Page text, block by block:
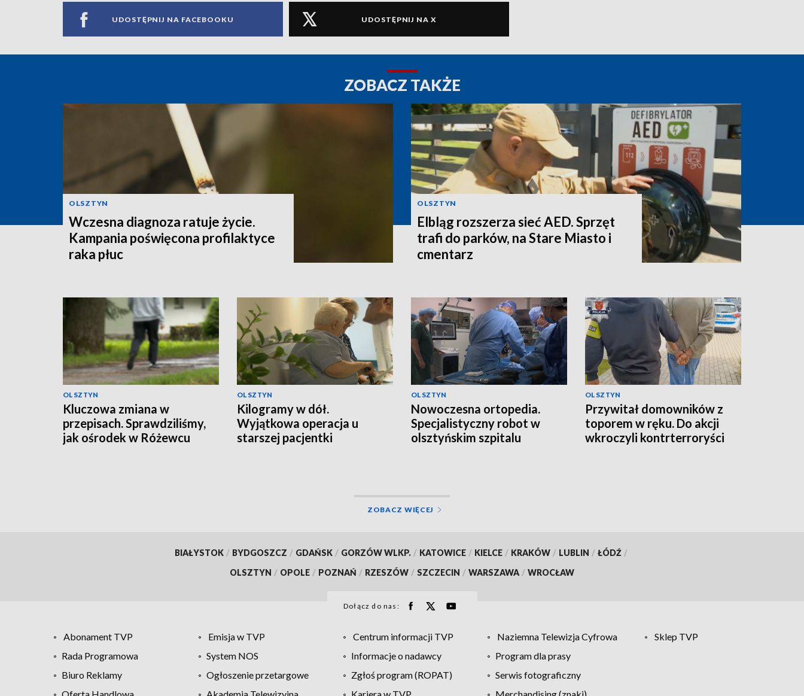
UDOSTĘPNIJ NA FACEBOOKU UDOSTĘPNIJ NA X
ZOBACZ TAKŻE
OLSZTYN
Wczesna diagnoza ratuje życie.
Kampania poświęcona profilaktyce
raka płuc
OLSZTYN
Elbląg rozszerza sieć AED. Sprzęt
trafi do parków, na Stare Miasto i
cmentarz
OLSZTYN
Kluczowa zmiana w
przepisach. Sprawdziliśmy,
jak ośrodek w Różewcu
OLSZTYN
Kilogramy w dół.
Wyjątkowa operacja u
starszej pacjentki
OLSZTYN
Nowoczesna ortopedia.
Specjalistyczny robot w
olsztyńskim szpitalu
OLSZTYN
Przywitał domowników z
toporem w ręku. Do akcji
wkroczyli kontrterroryści
ZOBACZ WIĘCEJ
BIAŁYSTOK / BYDGOSZCZ / GDAŃSK / GORZÓW WLKP. / KATOWICE / KIELCE / KRAKÓW / LUBLIN / ŁÓDŹ /
OLSZTYN / OPOLE / POZNAŃ / RZESZÓW / SZCZECIN / WARSZAWA / WROCŁAW
Dołącz do nas:
Abonament TVP Emisja w TVP Centrum informacji TVP Naziemna Telewizja Cyfrowa
Sklep TVP
Rada Programowa
System NOS Informacje o nadawcy
Program dla prasy
Biuro Reklamy
Ogłoszenie przetargowe Zgłoś program (ROPAT)
Serwis fotograficzny